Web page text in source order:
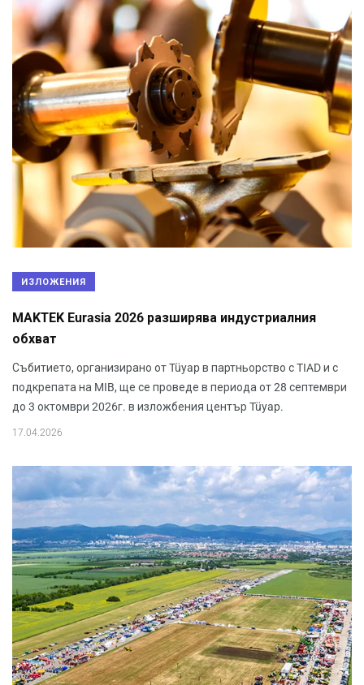
ИЗЛОЖЕНИЯ
MAKTEK Eurasia 2026 разширява индустриалния
обхват
Събитието, организирано от Tüyap в партньорство с TIAD и с
подкрепата на MIB, ще се проведе в периода от 28 септември
до 3 октомври 2026г. в изложбения център Tüyap.
17.04.2026